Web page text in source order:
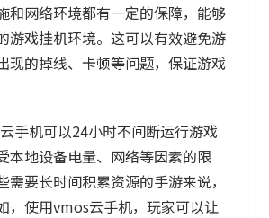
和网络环境都有一定的保障，能够
游戏挂机环境。这可以有效避免游
现的掉线、卡顿等问题，保证游戏
手机可以24小时不间断运行游戏
本地设备电量、网络等因素的限
需要长时间积累资源的手游来说，
，使用vmos云手机，玩家可以让